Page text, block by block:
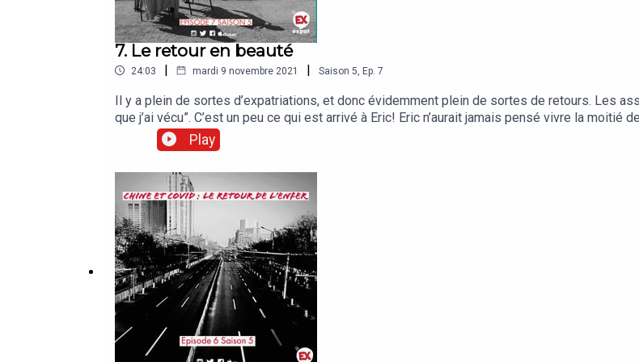
7. Le retour en beauté
24:03 | mardi 9 novembre 2021 | Saison 5 Ep. 7
Il y a plein de sortes d’expatriations, et donc évidemment plein de sortes de retours. Les
que j’ai vécu”. C’est un peu ce qui est arrivé à Eric! Eric n’aurait jamais pensé vivre la
un mastodonte de la banque d’investissement, même si, enfant de banlieue parisienne un
rentrerait avec le coeur léger en France pour vivre sa vraie passion : la musique avec son
Play